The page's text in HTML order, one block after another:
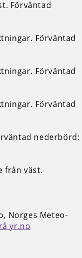
Norges Meteo­
yr.no